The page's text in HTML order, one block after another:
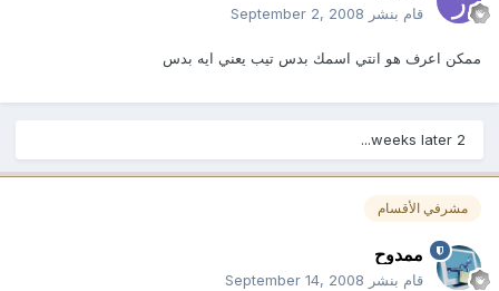
قام بنشر September 2, 2008
ممكن اعرف هو انتي اسمك بدس تيب يعني ايه بدس
2 weeks later...
مشرفي الأقسام
ممدوح
قام بنشر September 14, 2008